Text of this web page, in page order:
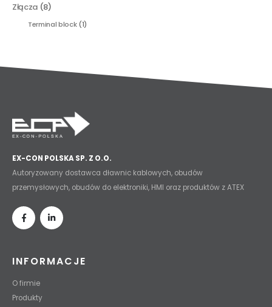
Złącza (8)
Terminal block(1)
EX-CON POLSKA SP. Z O.O.
Autoryzowany dostawca dławnic kablowych, obudów
przemysłowych, obudów do elektroniki, HMI oraz produktów z ATEX
INFORMACJE
O firmie
Produkty